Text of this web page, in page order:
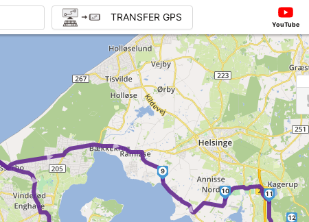
►
► ►
► 9
10 11
12
TRANSFER GPS
YouTube